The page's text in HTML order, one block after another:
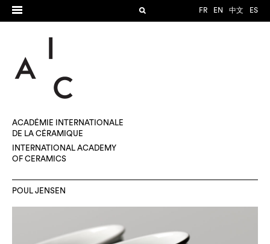
FR EN 中文 ES
ACADÉMIE INTERNATIONALE
DE LA CÉRAMIQUE
INTERNATIONAL ACADEMY
OF CERAMICS
POUL JENSEN